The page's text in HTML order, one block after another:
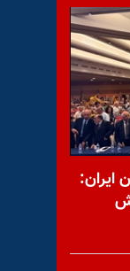
-
شمار شهرهای بپا خاسته به ۱۳۷
ایران: